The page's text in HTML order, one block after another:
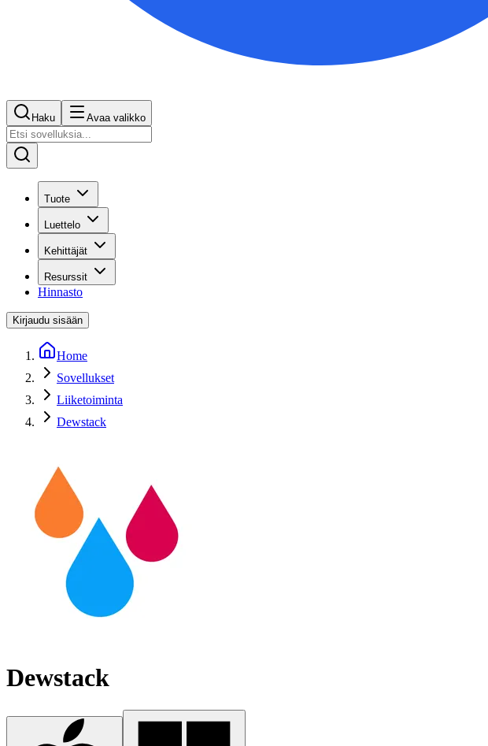
Haku Avaa valikko
Tuote
Luettelo
Kehittäjät
Resurssit
Hinnasto
Kirjaudu sisään
Home
Sovellukset
Liiketoiminta
Dewstack
Dewstack